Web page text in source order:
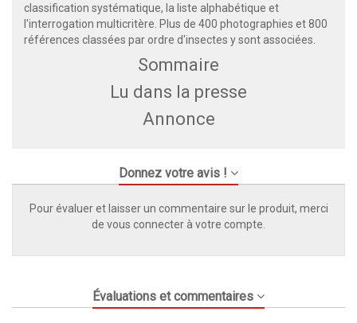
classification systématique, la liste alphabétique et
l'interrogation multicritère. Plus de 400 photographies et 800
références classées par ordre d'insectes y sont associées.
Sommaire
Lu dans la presse
Annonce
Donnez votre avis !
Pour évaluer et laisser un commentaire sur le produit, merci
de vous connecter à votre compte.
Évaluations et commentaires